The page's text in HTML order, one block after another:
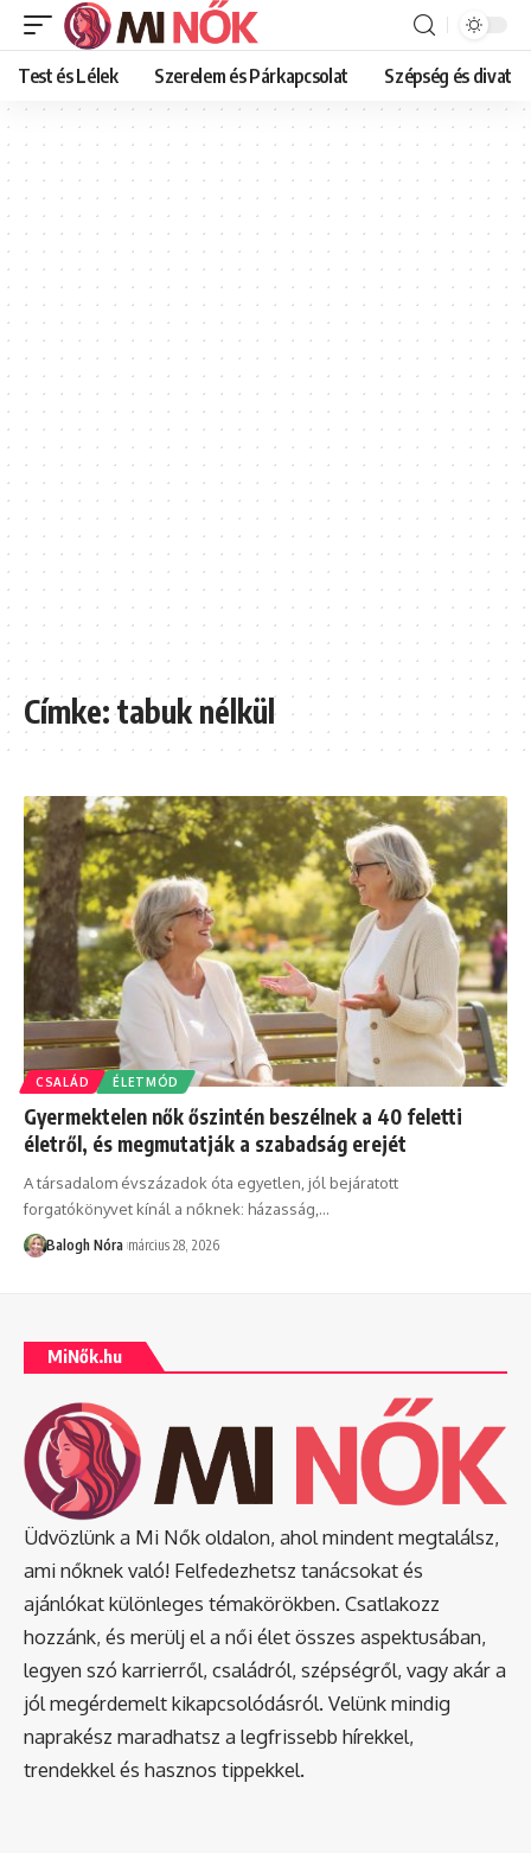
Test és Lélek Szerelem és Párkapcsolat Szépség és divat
Címke:tabuk nélkül
CSALÁD ÉLETMÓD
Gyermektelen nők őszintén beszélnek a 40 feletti
életről, és megmutatják a szabadság erejét
A társadalom évszázadok óta egyetlen, jól bejáratott
forgatókönyvet kínál a nőknek: házasság, …
Balogh Nóra március 28, 2026
MiNők.hu
Üdvözlünk a Mi Nők oldalon, ahol mindent megtalálsz,
ami nőknek való! Felfedezhetsz tanácsokat és
ajánlókat különleges témakörökben. Csatlakozz
hozzánk, és merülj el a női élet összes aspektusában,
legyen szó karrierről, családról, szépségről, vagy akár a
jól megérdemelt kikapcsolódásról. Velünk mindig
naprakész maradhatsz a legfrissebb hírekkel,
trendekkel és hasznos tippekkel.